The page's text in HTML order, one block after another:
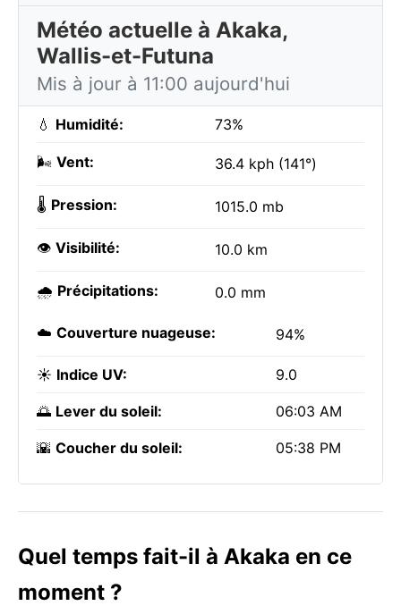
Météo actuelle à Akaka,
Wallis-et-Futuna
Mis à jour à 11:00 aujourd'hui
💧 Humidité: 73%
🌬️ Vent: 36.4 kph (141°)
🌡️ Pression: 1015.0 mb
👁️ Visibilité: 10.0 km
🌧️ Précipitations: 0.0 mm
☁️ Couverture nuageuse: 94%
☀️ Indice UV: 9.0
🌅 Lever du soleil: 06:03 AM
🌇 Coucher du soleil: 05:38 PM
Quel temps fait-il à Akaka en ce
moment ?